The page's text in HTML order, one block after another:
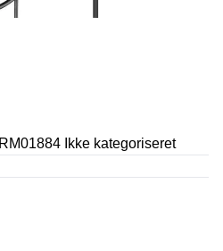
Ikke kategoriseret